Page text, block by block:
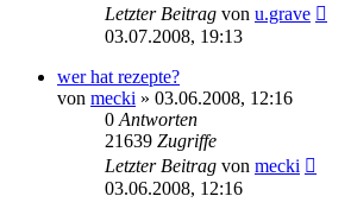
Letzter Beitrag von u.grave
03.07.2008, 19:13
wer hat rezepte?
von mecki » 03.06.2008, 12:16
0 Antworten
21639 Zugriffe
Letzter Beitrag von mecki
03.06.2008, 12:16